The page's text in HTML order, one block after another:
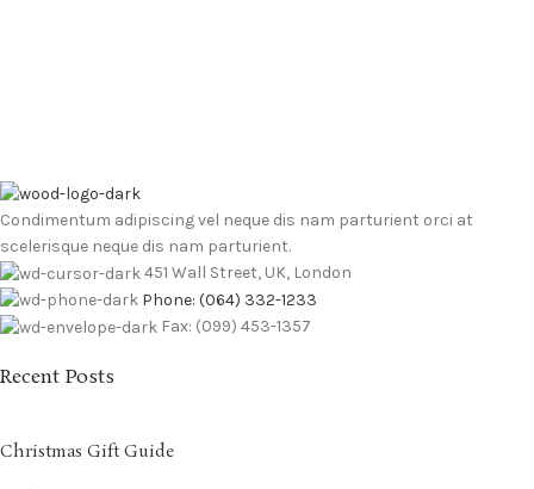
Condimentum adipiscing vel neque dis nam parturient orci at
scelerisque neque dis nam parturient.
451 Wall Street, UK, London
Phone: (064) 332-1233
Fax: (099) 453-1357
Recent Posts
Christmas Gift Guide